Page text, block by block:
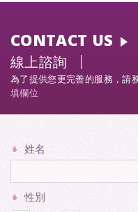
程，形成大家常困擾的紋路狀
法令紋有分為靜態紋、動態紋
而微整形注射有時效性問題且
持續補打，對於靜態法令紋、
凹陷與深層的紋路上處理也有
限，因此若較嚴重的法令紋路
建議以手術的方式來解決。
CONTACT US
線上諮詢
為了提供您更完善的服務，請
填欄位
姓名
性別